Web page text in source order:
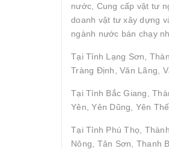
nước, Cung cấp vật tư
doanh vật tư xây dựng
ngành nước bán chạy
Tại Tỉnh Lạng Sơn,
Tràng Định, Văn Lãng,
Tại Tỉnh Bắc Giang,
Yên, Yên Dũng, Yên Thế.
Tại Tỉnh Phú Thọ,
Nông, Tân Sơn, Thanh